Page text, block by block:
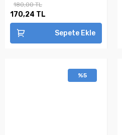
180,00 TL
170,24 TL
Sepete Ekle
%5